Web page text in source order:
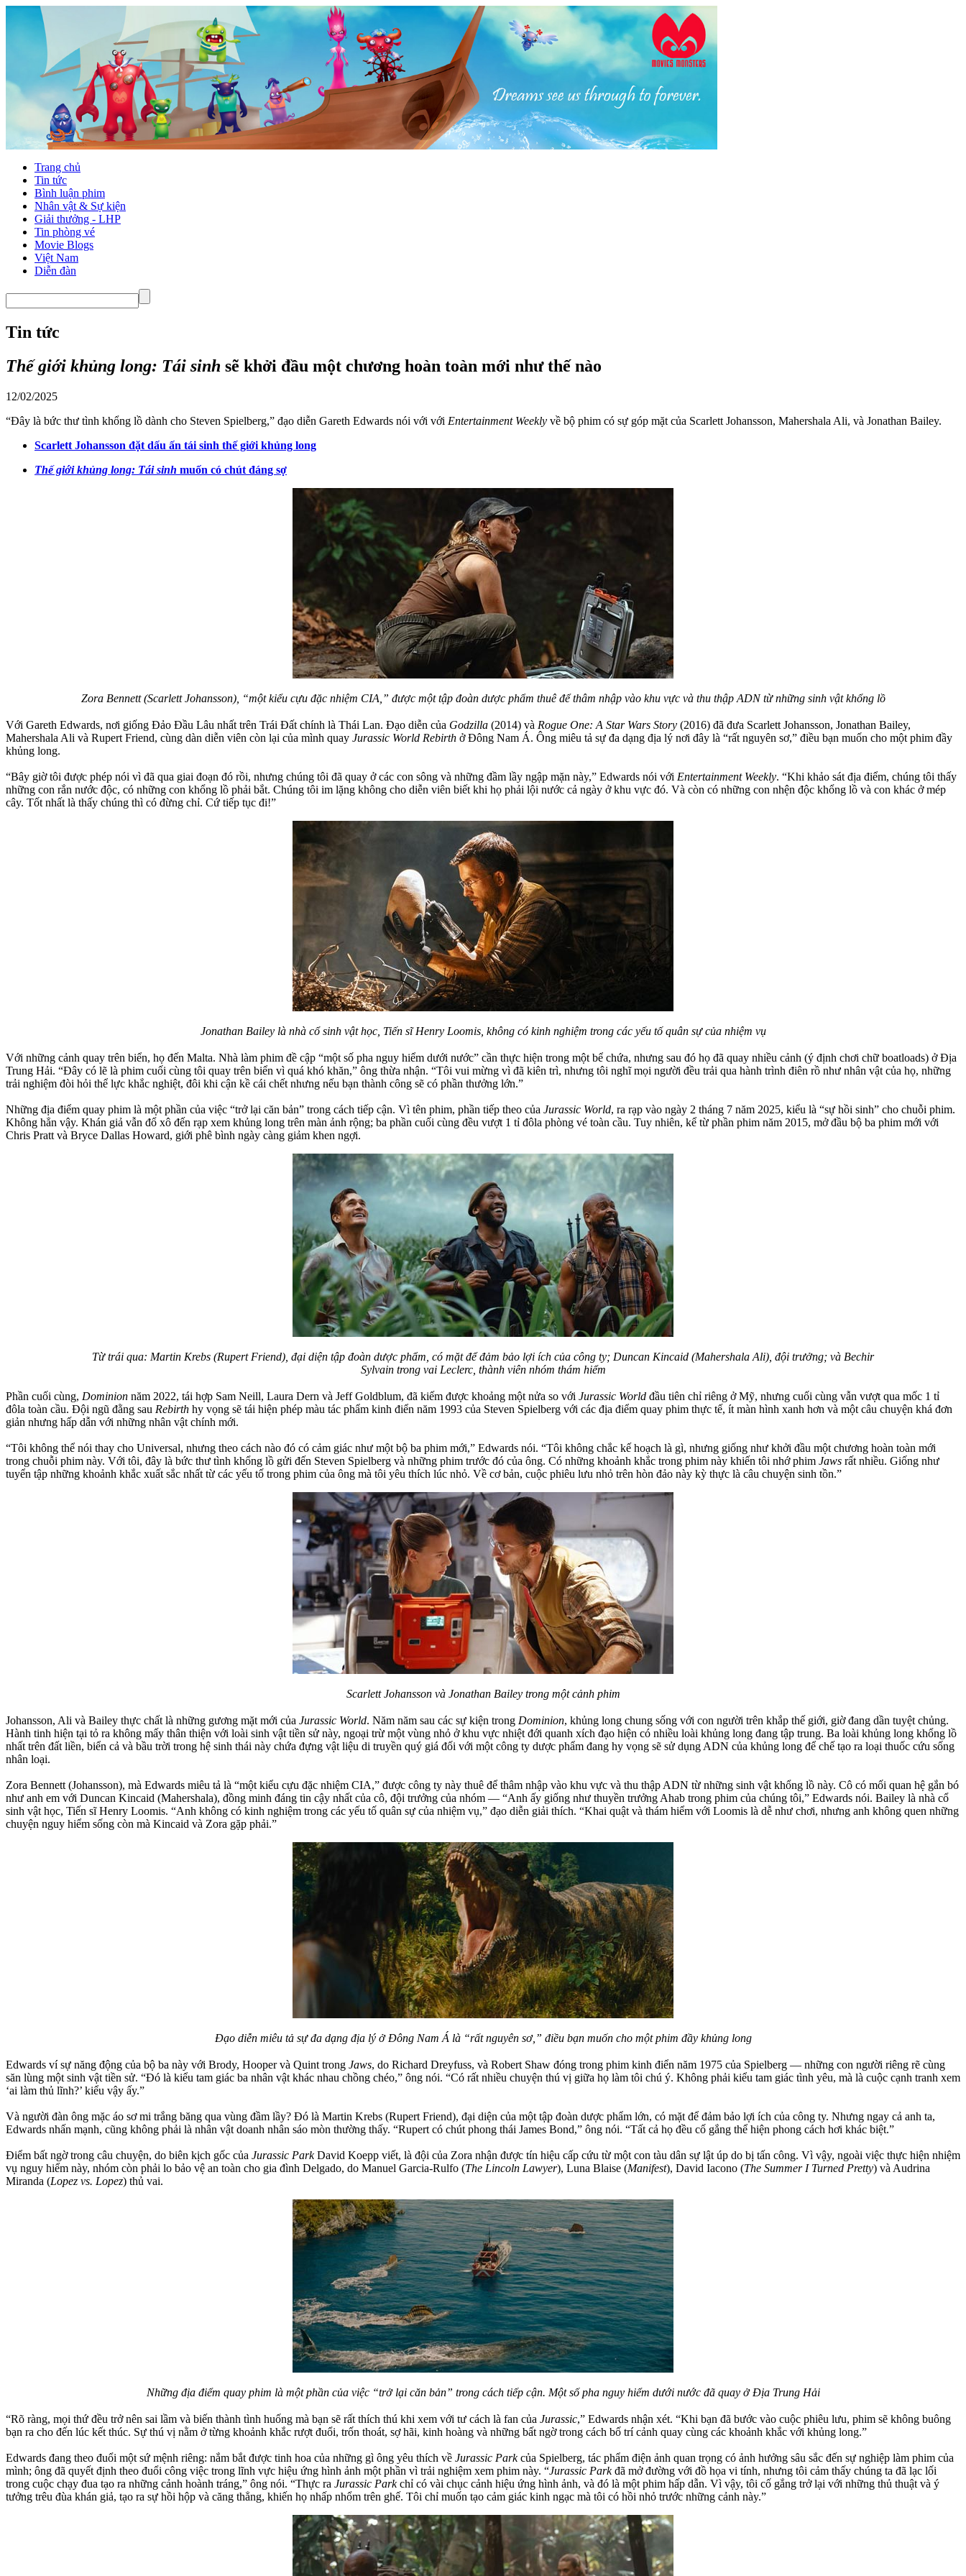
Trang chủ
Tin tức
Bình luận phim
Nhân vật & Sự kiện
Giải thưởng - LHP
Tin phòng vé
Movie Blogs
Việt Nam
Diễn đàn
Tin tức
Thế giới khủng long: Tái sinh sẽ khởi đầu một chương hoàn toàn mới như thế nào
12/02/2025
“Đây là bức thư tình khổng lồ dành cho Steven Spielberg,” đạo diễn Gareth Edwards nói với với Entertainment Weekly về bộ phim có sự góp mặt của Scarlett Johansson, Mahershala Ali, và Jonathan Bailey.
Scarlett Johansson đặt dấu ấn tái sinh thế giới khủng long
Thế giới khủng long: Tái sinh muốn có chút đáng sợ
Zora Bennett (Scarlett Johansson), “một kiểu cựu đặc nhiệm CIA,” được một tập đoàn dược phẩm thuê để thâm nhập vào khu vực và thu thập ADN từ những sinh vật khổng lồ
Với Gareth Edwards, nơi giống Đảo Đầu Lâu nhất trên Trái Đất chính là Thái Lan. Đạo diễn của Godzilla (2014) và Rogue One: A Star Wars Story (2016) đã đưa Scarlett Johansson, Jonathan Bailey,
Mahershala Ali và Rupert Friend, cùng dàn diễn viên còn lại của mình quay Jurassic World Rebirth ở Đông Nam Á. Ông miêu tả sự đa dạng địa lý nơi đây là “rất nguyên sơ,” điều bạn muốn cho một phim đầy
khủng long.
“Bây giờ tôi được phép nói vì đã qua giai đoạn đó rồi, nhưng chúng tôi đã quay ở các con sông và những đầm lầy ngập mặn này,” Edwards nói với Entertainment Weekly. “Khi khảo sát địa điểm, chúng tôi thấy
những con rắn nước độc, có những con khổng lồ phải bắt. Chúng tôi im lặng không cho diễn viên biết khi họ phải lội nước cả ngày ở khu vực đó. Và còn có những con nhện độc khổng lồ và con khác ở mép
cây. Tốt nhất là thấy chúng thì có đừng chỉ. Cứ tiếp tục đi!”
Jonathan Bailey là nhà cổ sinh vật học, Tiến sĩ Henry Loomis, không có kinh nghiệm trong các yếu tố quân sự của nhiệm vụ
Với những cảnh quay trên biển, họ đến Malta. Nhà làm phim đề cập “một số pha nguy hiểm dưới nước” cần thực hiện trong một bể chứa, nhưng sau đó họ đã quay nhiều cảnh (ý định chơi chữ boatloads) ở Địa
Trung Hải. “Đây có lẽ là phim cuối cùng tôi quay trên biển vì quá khó khăn,” ông thừa nhận. “Tôi vui mừng vì đã kiên trì, nhưng tôi nghĩ mọi người đều trải qua hành trình điên rồ như nhân vật của họ, những
trải nghiệm đòi hỏi thể lực khắc nghiệt, đôi khi cận kề cái chết nhưng nếu bạn thành công sẽ có phần thưởng lớn.”
Những địa điểm quay phim là một phần của việc “trở lại căn bản” trong cách tiếp cận. Vì tên phim, phần tiếp theo của Jurassic World, ra rạp vào ngày 2 tháng 7 năm 2025, kiểu là “sự hồi sinh” cho chuỗi phim.
Không hẳn vậy. Khán giả vẫn đổ xô đến rạp xem khủng long trên màn ảnh rộng; ba phần cuối cùng đều vượt 1 tỉ đôla phòng vé toàn cầu. Tuy nhiên, kể từ phần phim năm 2015, mở đầu bộ ba phim mới với
Chris Pratt và Bryce Dallas Howard, giới phê bình ngày càng giảm khen ngợi.
Từ trái qua: Martin Krebs (Rupert Friend), đại diện tập đoàn dược phẩm, có mặt để đảm bảo lợi ích của công ty; Duncan Kincaid (Mahershala Ali), đội trưởng; và Bechir
Sylvain trong vai Leclerc, thành viên nhóm thám hiểm
Phần cuối cùng, Dominion năm 2022, tái hợp Sam Neill, Laura Dern và Jeff Goldblum, đã kiếm được khoảng một nửa so với Jurassic World đầu tiên chỉ riêng ở Mỹ, nhưng cuối cùng vẫn vượt qua mốc 1 tỉ
đôla toàn cầu. Đội ngũ đằng sau Rebirth hy vọng sẽ tái hiện phép màu tác phẩm kinh điển năm 1993 của Steven Spielberg với các địa điểm quay phim thực tế, ít màn hình xanh hơn và một câu chuyện khá đơn
giản nhưng hấp dẫn với những nhân vật chính mới.
“Tôi không thể nói thay cho Universal, nhưng theo cách nào đó có cảm giác như một bộ ba phim mới,” Edwards nói. “Tôi không chắc kế hoạch là gì, nhưng giống như khởi đầu một chương hoàn toàn mới
trong chuỗi phim này. Với tôi, đây là bức thư tình khổng lồ gửi đến Steven Spielberg và những phim trước đó của ông. Có những khoảnh khắc trong phim này khiến tôi nhớ phim Jaws rất nhiều. Giống như
tuyển tập những khoảnh khắc xuất sắc nhất từ các yếu tố trong phim của ông mà tôi yêu thích lúc nhỏ. Về cơ bản, cuộc phiêu lưu nhỏ trên hòn đảo này kỳ thực là câu chuyện sinh tồn.”
Scarlett Johansson và Jonathan Bailey trong một cảnh phim
Johansson, Ali và Bailey thực chất là những gương mặt mới của Jurassic World. Năm năm sau các sự kiện trong Dominion, khủng long chung sống với con người trên khắp thế giới, giờ đang dần tuyệt chủng.
Hành tinh hiện tại tỏ ra không mấy thân thiện với loài sinh vật tiền sử này, ngoại trừ một vùng nhỏ ở khu vực nhiệt đới quanh xích đạo hiện có nhiều loài khủng long đang tập trung. Ba loài khủng long khổng lồ
nhất trên đất liền, biển cả và bầu trời trong hệ sinh thái này chứa đựng vật liệu di truyền quý giá đối với một công ty dược phẩm đang hy vọng sẽ sử dụng ADN của khủng long để chế tạo ra loại thuốc cứu sống
nhân loại.
Zora Bennett (Johansson), mà Edwards miêu tả là “một kiểu cựu đặc nhiệm CIA,” được công ty này thuê để thâm nhập vào khu vực và thu thập ADN từ những sinh vật khổng lồ này. Cô có mối quan hệ gắn bó
như anh em với Duncan Kincaid (Mahershala), đồng minh đáng tin cậy nhất của cô, đội trưởng của nhóm — “Anh ấy giống như thuyền trưởng Ahab trong phim của chúng tôi,” Edwards nói. Bailey là nhà cổ
sinh vật học, Tiến sĩ Henry Loomis. “Anh không có kinh nghiệm trong các yếu tố quân sự của nhiệm vụ,” đạo diễn giải thích. “Khai quật và thám hiểm với Loomis là dễ như chơi, nhưng anh không quen những
chuyện nguy hiểm sống còn mà Kincaid và Zora gặp phải.”
Đạo diễn miêu tả sự đa dạng địa lý ở Đông Nam Á là “rất nguyên sơ,” điều bạn muốn cho một phim đầy khủng long
Edwards ví sự năng động của bộ ba này với Brody, Hooper và Quint trong Jaws, do Richard Dreyfuss, và Robert Shaw đóng trong phim kinh điển năm 1975 của Spielberg — những con người riêng rẽ cùng
săn lùng một sinh vật tiền sử. “Đó là kiểu tam giác ba nhân vật khác nhau chồng chéo,” ông nói. “Có rất nhiều chuyện thú vị giữa họ làm tôi chú ý. Không phải kiểu tam giác tình yêu, mà là cuộc cạnh tranh xem
‘ai làm thủ lĩnh?’ kiểu vậy ấy.”
Và người đàn ông mặc áo sơ mi trắng băng qua vùng đầm lầy? Đó là Martin Krebs (Rupert Friend), đại diện của một tập đoàn dược phẩm lớn, có mặt để đảm bảo lợi ích của công ty. Nhưng ngay cả anh ta,
Edwards nhấn mạnh, cũng không phải là nhân vật doanh nhân sáo mòn thường thấy. “Rupert có chút phong thái James Bond,” ông nói. “Tất cả họ đều cố gắng thể hiện phong cách hơi khác biệt.”
Điểm bất ngờ trong câu chuyện, do biên kịch gốc của Jurassic ParkDavid Koepp viết, là đội của Zora nhận được tín hiệu cấp cứu từ một con tàu dân sự lật úp do bị tấn công. Vì vậy, ngoài việc thực hiện nhiệm
vụ nguy hiểm này, nhóm còn phải lo bảo vệ an toàn cho gia đình Delgado, do Manuel Garcia-Rulfo (The Lincoln Lawyer), Luna Blaise (Manifest), David Iacono (The Summer I Turned Pretty) và Audrina
Miranda (Lopez vs. Lopez) thủ vai.
Những địa điểm quay phim là một phần của việc “trở lại căn bản” trong cách tiếp cận. Một số pha nguy hiểm dưới nước đã quay ở Địa Trung Hải
“Rõ ràng, mọi thứ đều trở nên sai lầm và biến thành tình huống mà bạn sẽ rất thích thú khi xem với tư cách là fan của Jurassic,” Edwards nhận xét. “Khi bạn đã bước vào cuộc phiêu lưu, phim sẽ không buông
bạn ra cho đến lúc kết thúc. Sự thú vị nằm ở từng khoảnh khắc rượt đuổi, trốn thoát, sợ hãi, kinh hoàng và những bất ngờ trong cách bố trí cảnh quay cùng các khoảnh khắc với khủng long.”
Edwards đang theo đuổi một sứ mệnh riêng: nắm bắt được tinh hoa của những gì ông yêu thích về Jurassic Parkcủa Spielberg, tác phẩm điện ảnh quan trọng có ảnh hưởng sâu sắc đến sự nghiệp làm phim của
mình; ông đã quyết định theo đuổi công việc trong lĩnh vực hiệu ứng hình ảnh một phần vì trải nghiệm xem phim này. “Jurassic Parkđã mở đường với đồ họa vi tính, nhưng tôi cảm thấy chúng ta đã lạc lối
trong cuộc chạy đua tạo ra những cảnh hoành tráng,” ông nói. “Thực ra Jurassic Parkchỉ có vài chục cảnh hiệu ứng hình ảnh, và đó là một phim hấp dẫn. Vì vậy, tôi cố gắng trở lại với những thủ thuật và ý
tưởng trêu đùa khán giả, tạo ra sự hồi hộp và căng thẳng, khiến họ nhấp nhổm trên ghế. Tôi chỉ muốn tạo cảm giác kinh ngạc mà tôi có hồi nhỏ trước những cảnh này.”